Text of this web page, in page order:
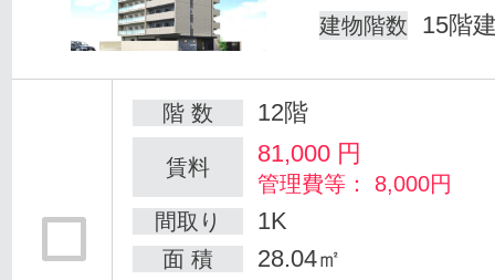
建物階数 15階
階 数 12階
賃料 81,000 円
管理費等： 8,000円
間取り
1K
面 積 28.04㎡